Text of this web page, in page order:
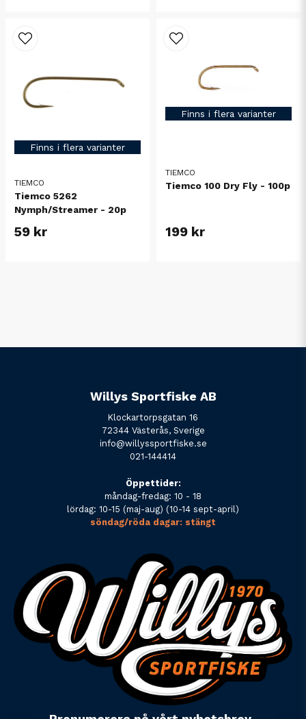
Finns i flera varianter
TIEMCO
Tiemco 5262
Nymph/Streamer - 20p
59 kr
Finns i flera varianter
TIEMCO
Tiemco 100 Dry Fly - 100p
199 kr
Willys Sportfiske AB
Klockartorpsgatan 16
72344 Västerås, Sverige
info@willyssportfiske.se
021-144414
Öppettider:
måndag-fredag: 10 - 18
lördag: 10-15 (maj-aug) (10-14 sept-april)
söndag/röda dagar: stängt